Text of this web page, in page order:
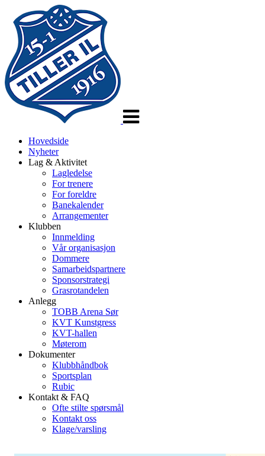
Hovedside
Nyheter
Lag & Aktivitet
Lagledelse
For trenere
For foreldre
Banekalender
Arrangementer
Klubben
Innmelding
Vår organisasjon
Dommere
Samarbeidspartnere
Sponsorstrategi
Grasrotandelen
Anlegg
TOBB Arena Sør
KVT Kunstgress
KVT-hallen
Møterom
Dokumenter
Klubbhåndbok
Sportsplan
Rubic
Kontakt & FAQ
Ofte stilte spørsmål
Kontakt oss
Klage/varsling